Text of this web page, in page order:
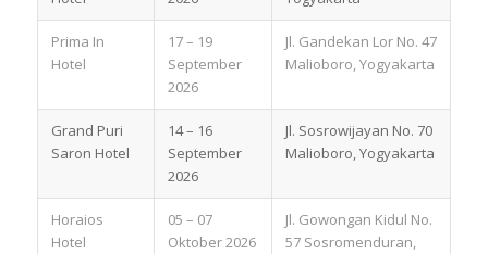
Prima In
Hotel
17 – 19
September
2026
Jl. Gandekan Lor No. 47
Malioboro, Yogyakarta
Grand Puri
Saron Hotel
14 – 16
September
2026
Jl. Sosrowijayan No. 70
Malioboro, Yogyakarta
Horaios
Hotel
05 – 07
Oktober 2026
Jl. Gowongan Kidul No.
57 Sosromenduran,